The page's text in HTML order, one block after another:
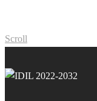
Scroll